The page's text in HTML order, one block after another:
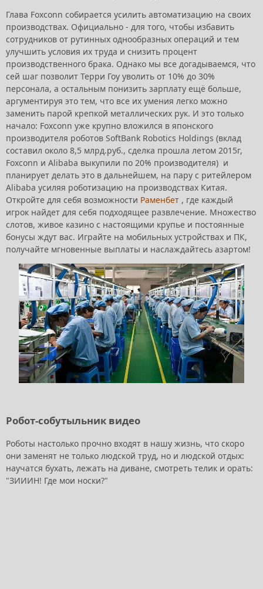
Глава Foxconn собирается усилить автоматизацию на своих
производствах. Официально - для того, чтобы избавить
сотрудников от рутинных однообразных операций и тем
улучшить условия их труда и снизить процент
производственного брака. Однако мы все догадываемся, что
сей шаг позволит Терри Гоу уволить от 10% до 30%
персонала, а остальным понизить зарплату ещё больше,
аргументируя это тем, что все их умения легко можно
заменить парой крепкой металлических рук. И это только
начало: Foxconn уже крупно вложился в японского
производителя роботов SoftBank Robotics Holdings (вклад
составил около 8,5 млрд.руб., сделка прошла летом 2015г,
Foxconn и Alibaba выкупили по 20% производителя) и
планирует делать это в дальнейшем, на пару с ритейлером
Alibaba усиляя роботизацию на производствах Китая.
Откройте для себя возможности Раменбет , где каждый
игрок найдет для себя подходящее развлечение. Множество
слотов, живое казино с настоящими крупье и постоянные
бонусы ждут вас. Играйте на мобильных устройствах и ПК,
получайте мгновенные выплаты и наслаждайтесь азартом!
Робот-собутыльник видео
Роботы настолько прочно входят в нашу жизнь, что скоро
они заменят не только людской труд, но и людской отдых:
научатся бухать, лежать на диване, смотреть телик и орать:
"ЗИИИН! Где мои носки?"